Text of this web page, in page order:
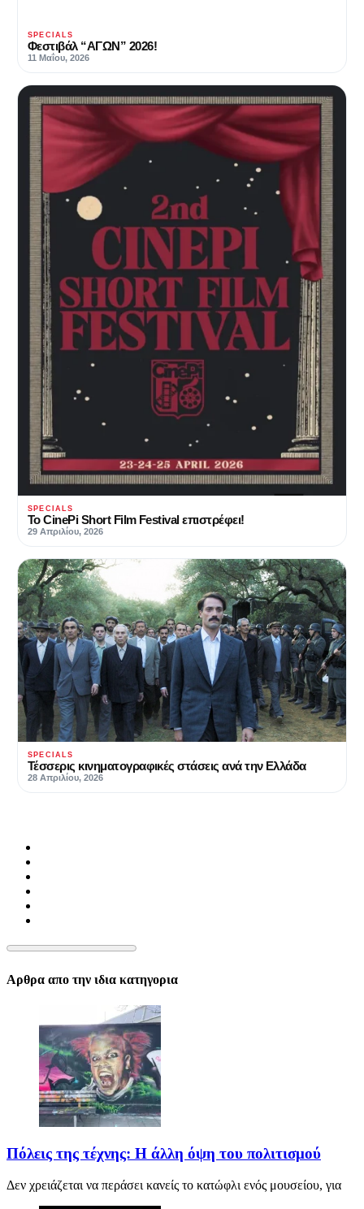
SPECIALS
Φεστιβάλ “ΑΓΩΝ” 2026!
11 Μαΐου, 2026
SPECIALS
Το CinePi Short Film Festival επιστρέφει!
29 Απριλίου, 2026
SPECIALS
Τέσσερις κινηματογραφικές στάσεις ανά την Ελλάδα
28 Απριλίου, 2026
Αρθρα απο την ιδια κατηγορια
Πόλεις της τέχνης: Η άλλη όψη του πολιτισμού
Δεν χρειάζεται να περάσει κανείς το κατώφλι ενός μουσείου, για